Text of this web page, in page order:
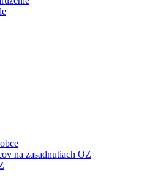
na zasadnutiach OZ